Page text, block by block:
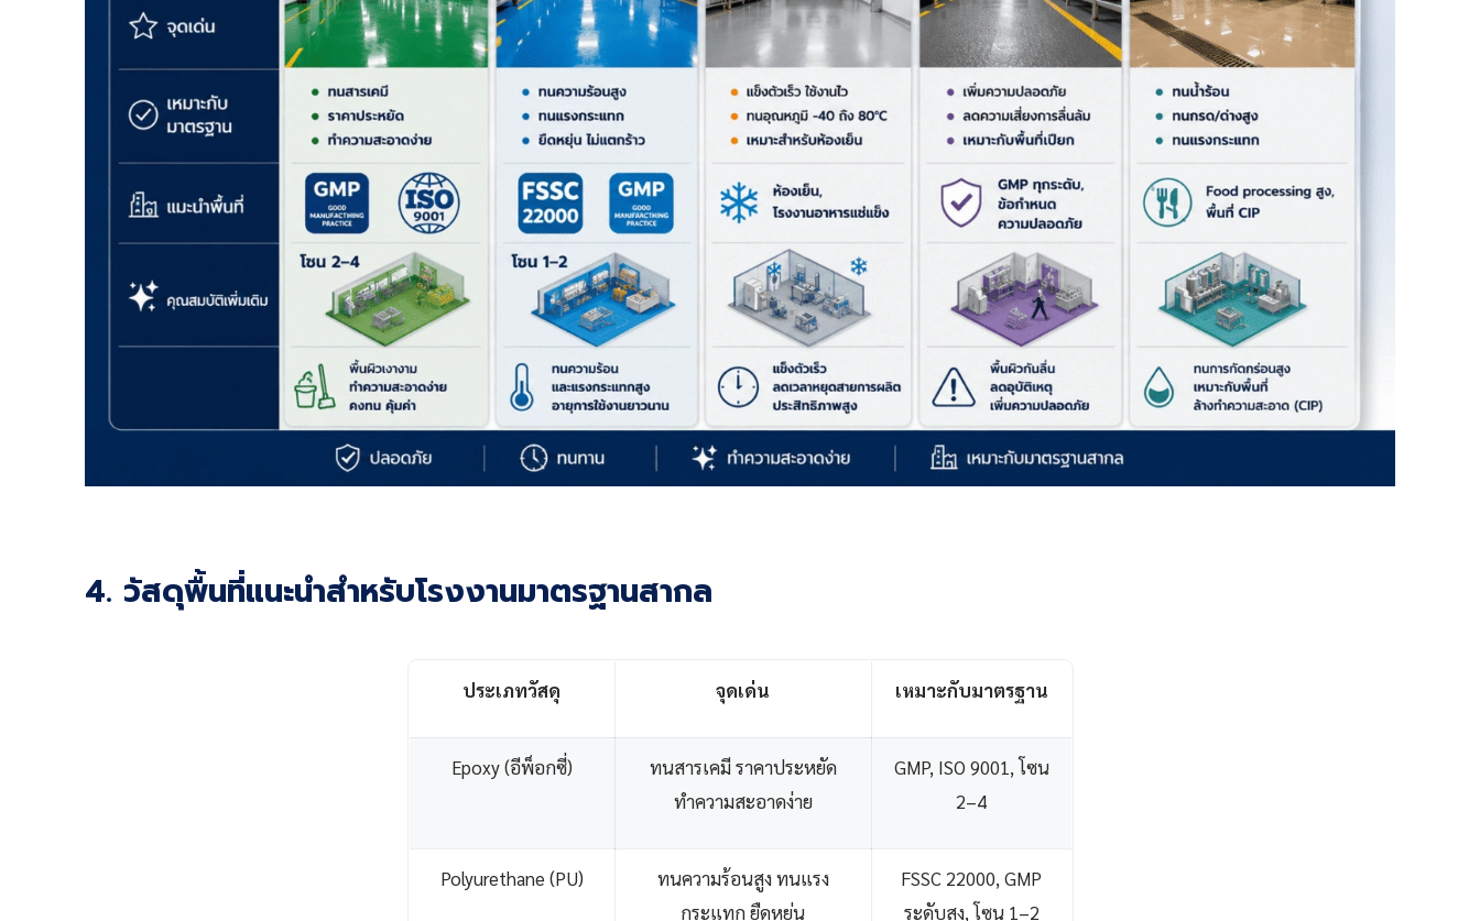
4. วัสดุพื้นที่แนะนำสำหรับโรงงานมาตรฐานสากล
ประเภทวัสดุ จุดเด่น เหมาะกับมาตรฐาน
Epoxy (อีพ็อกซี่)
ทนสารเคมี ราคาประหยัด
ทำความสะอาดง่าย
GMP, ISO 9001, โซน
2–4
Polyurethane (PU)
ทนความร้อนสูง ทนแรง
กระแทก ยืดหยุ่น
FSSC 22000, GMP
ระดับสูง, โซน 1–2